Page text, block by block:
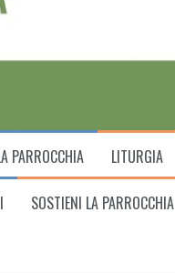
PARROCCHIA LITURGIA
SOSTIENI LA PARROCCHIA